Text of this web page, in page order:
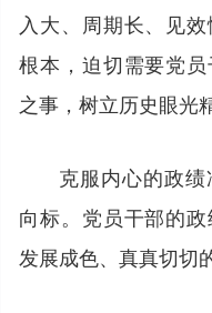
入大、周期长、见
根本，迫切需要党
之事，树立历史眼光
克服内心的政
向标。党员干部的
发展成色、真真切切